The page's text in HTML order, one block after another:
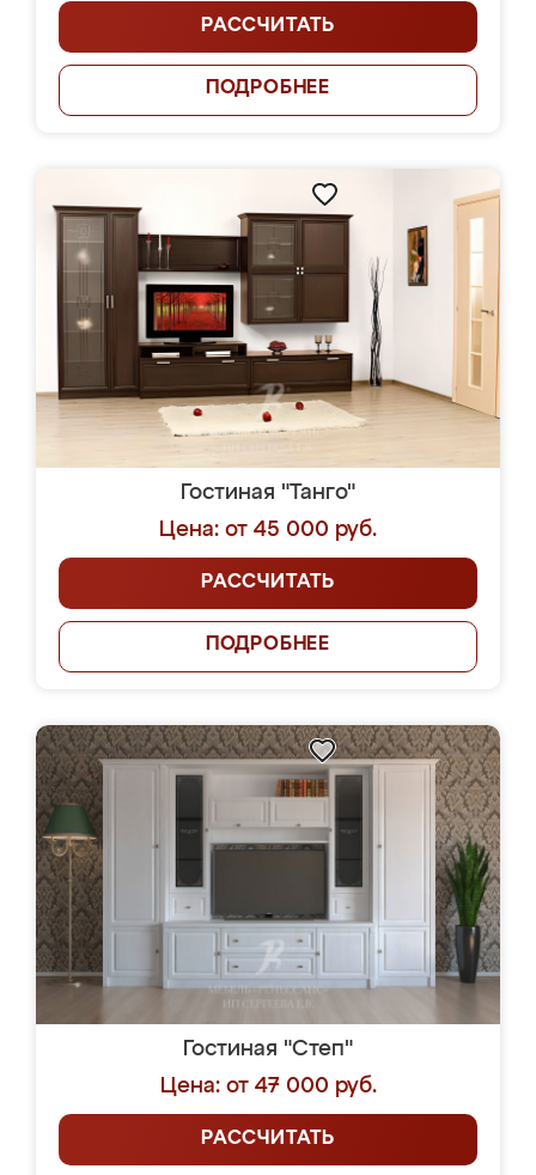
РАССЧИТАТЬ
ПОДРОБНЕЕ
Гостиная "Танго"
Цена: от 45 000 руб.
РАССЧИТАТЬ
ПОДРОБНЕЕ
Гостиная "Степ"
Цена: от 47 000 руб.
РАССЧИТАТЬ